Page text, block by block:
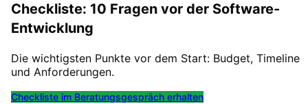
Checkliste: 10 Fragen vor der Software-
Entwicklung
Die wichtigsten Punkte vor dem Start: Budget, Timeline
und Anforderungen.
Checkliste im Beratungsgespräch erhalten